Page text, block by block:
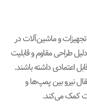
و ماشین‌آلات در
طراحی مقاوم و قابلیت
اعتمادی داشته باشند.
نیرو بین پمپ‌ها و
کمک می‌کند.